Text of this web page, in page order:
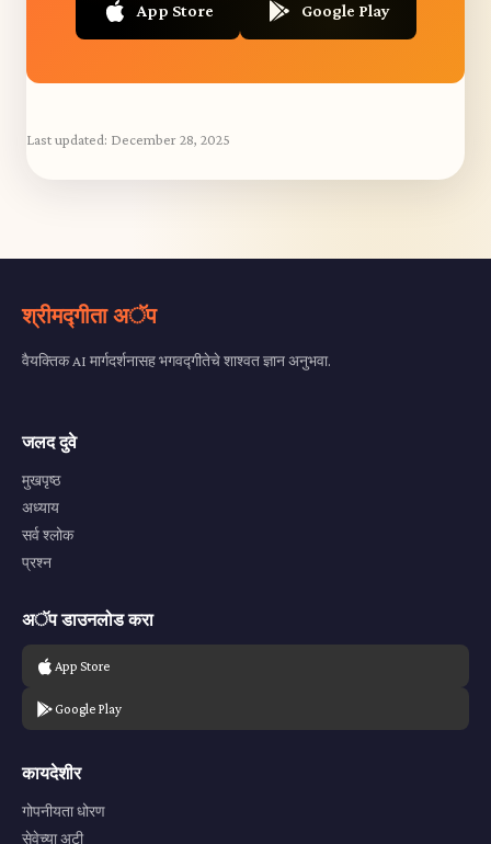
App Store Google Play
Last updated: December 28, 2025
श्रीमद्गीता अॅप
वैयक्तिक AI मार्गदर्शनासह भगवद्गीतेचे शाश्वत ज्ञान अनुभवा.
जलद दुवे
मुखपृष्ठ
अध्याय
सर्व श्लोक
प्रश्न
अॅप डाउनलोड करा
App Store
Google Play
कायदेशीर
गोपनीयता धोरण
सेवेच्या अटी